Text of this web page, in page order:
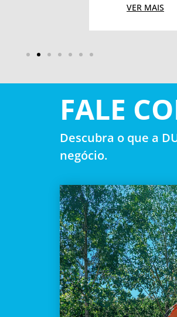
VER MAIS
FALE
Descubra o que a
negócio.